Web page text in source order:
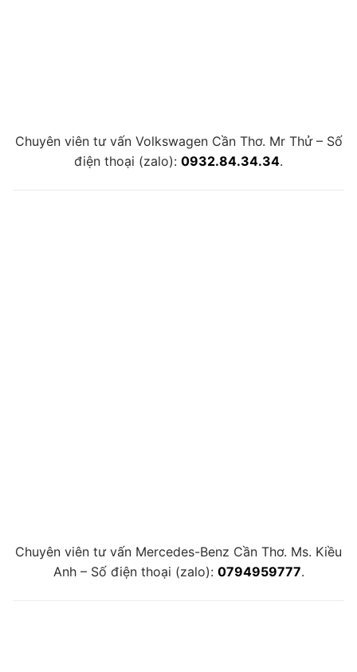
Chuyên viên tư vấn Volkswagen Cần Thơ. Mr Thử – Số
điện thoại (zalo): 0932.84.34.34.
Chuyên viên tư vấn Mercedes-Benz Cần Thơ. Ms. Kiều
Anh – Số điện thoại (zalo): 0794959777.